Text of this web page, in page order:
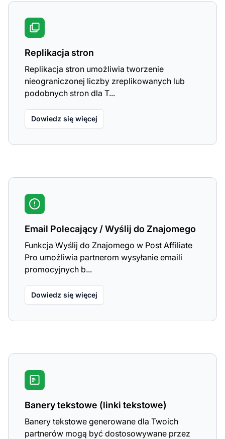
Replikacja stron
Replikacja stron umożliwia tworzenie
nieograniczonej liczby zreplikowanych lub
podobnych stron dla T...
Dowiedz się więcej
Email Polecający / Wyślij do Znajomego
Funkcja Wyślij do Znajomego w Post Affiliate
Pro umożliwia partnerom wysyłanie emaili
promocyjnych b...
Dowiedz się więcej
Banery tekstowe (linki tekstowe)
Banery tekstowe generowane dla Twoich
partnerów mogą być dostosowywane przez